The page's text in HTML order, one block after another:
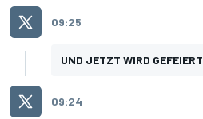
09:25
UND JETZT WIRD GEFEIERT
09:24